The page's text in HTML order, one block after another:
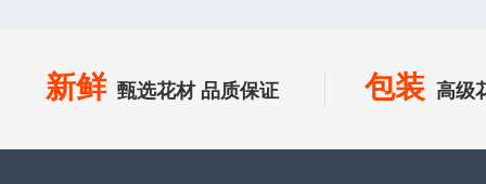
新鲜 甄选花材 品质保证 包装 高级